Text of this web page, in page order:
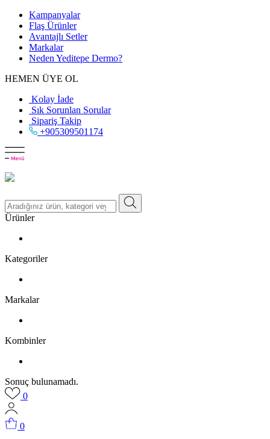
Kampanyalar
Flaş Ürünler
Avantajlı Setler
Markalar
Neden Yeditepe Dermo?
HEMEN ÜYE OL
Kolay İade
Sık Sorunlan Sorular
Sipariş Takip
+905309501174
Ürünler
Kategoriler
Markalar
Kombinler
Sonuç bulunamadı.
0
0